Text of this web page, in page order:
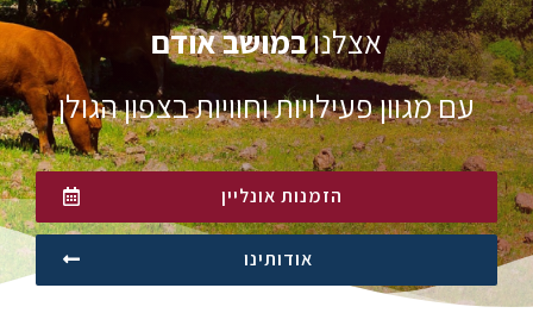
אצלנובמושב אודם
עם מגוון פעילויות וחוויות בצפון הגולן
הזמנות אונליין
אודותינו